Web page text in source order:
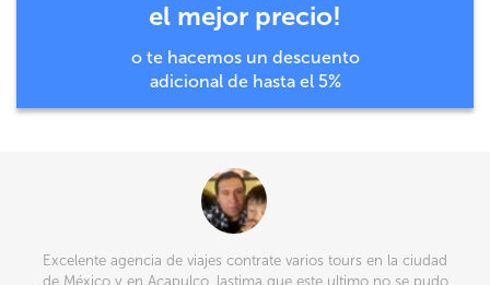
el mejor precio!
o te hacemos un descuento
adicional de hasta el 5%
Excelente agencia de viajes contrate varios tours en la ciudad
de México y en Acapulco, lastima que este ultimo no se pudo